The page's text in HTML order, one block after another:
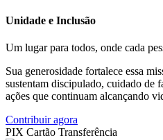
Unidade e Inclusão
Um lugar para todos, onde cada
Sua generosidade fortalece essa
sustentam discipulado, cuidado de
ações que continuam alcançando
Contribuir agora
PIX Cartão Transferência